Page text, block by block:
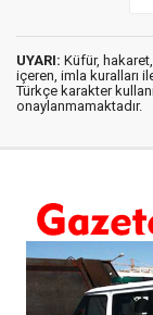
UYARI: Küfür,
içeren, imla kuralları
Türkçe karakter
onaylanmamaktadır.